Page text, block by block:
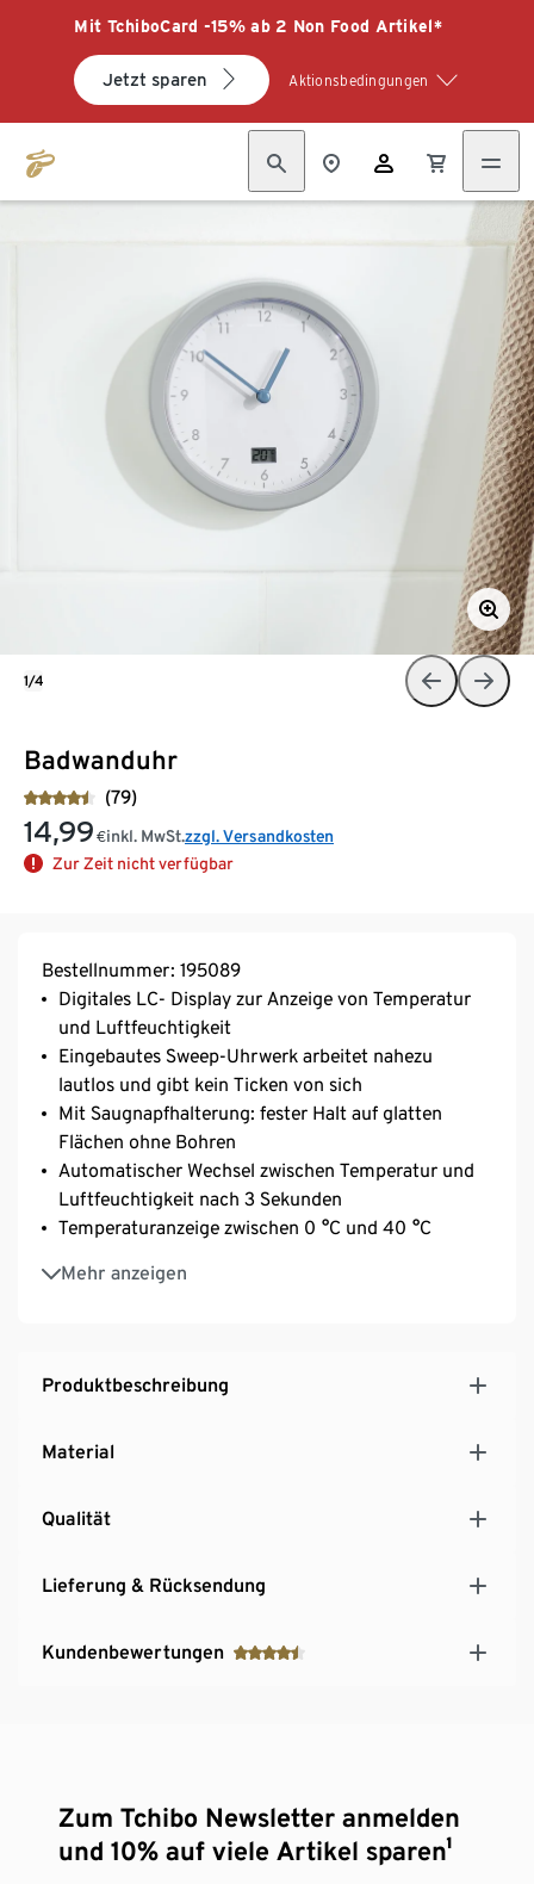
Mit TchiboCard -15% ab 2 Non Food Artikel*
Jetzt sparen Aktionsbedingungen
Badwanduhr
(79)
14,99 €inkl. MwSt.zzgl. Versandkosten
Zur Zeit nicht verfügbar
1/4
Bestellnummer: 195089
Digitales LC- Display zur Anzeige von Temperatur
und Luftfeuchtigkeit
Eingebautes Sweep-Uhrwerk arbeitet nahezu
lautlos und gibt kein Ticken von sich
Mit Saugnapfhalterung: fester Halt auf glatten
Flächen ohne Bohren
Automatischer Wechsel zwischen Temperatur und
Luftfeuchtigkeit nach 3 Sekunden
Temperaturanzeige zwischen 0 °C und 40 °C
Mehr anzeigen
Messbereich der Luftfeuchtigkeit von 10% bis 99%
Flexibler Einsatz mit Saugnapf,
Produktbeschreibung
Material
Qualität
Lieferung & Rücksendung
Kundenbewertungen
Zum Tchibo Newsletter anmelden
und 10% auf viele Artikel sparen¹